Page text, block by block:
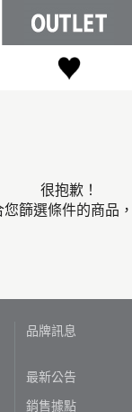
很抱歉！
篩選條件的商品
品牌訊息
最新公告
銷售據點